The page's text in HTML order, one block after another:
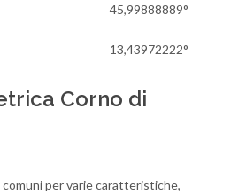
45,99888889°
13,43972222°
Corno di
per varie caratteristiche,